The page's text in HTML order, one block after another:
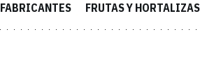
FABRICANTES FRUTAS Y HORTALIZAS